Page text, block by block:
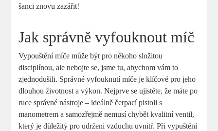
šanci znovu zazářit!
Jak správně vyfouknout míč
Vypouštění míče může být pro někoho složitou
disciplínou, ale nebojte se, jsme tu, abychom vám to
zjednodušili. Správné vyfouknutí míče je klíčové pro jeho
dlouhou životnost a výkon. Nejprve se ujistěte, že máte po
ruce správné nástroje – ideálně čerpací pistoli s
manometrem a samozřejmě nemusí chybět kvalitní ventil,
který je důležitý pro udržení vzduchu uvnitř. Při vypuštění